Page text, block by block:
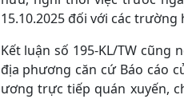
15.10.2025 đối với các
Kết luận số 195-KL/TW
địa phương căn cứ Báo cáo
ương trực tiếp quán xuyến,